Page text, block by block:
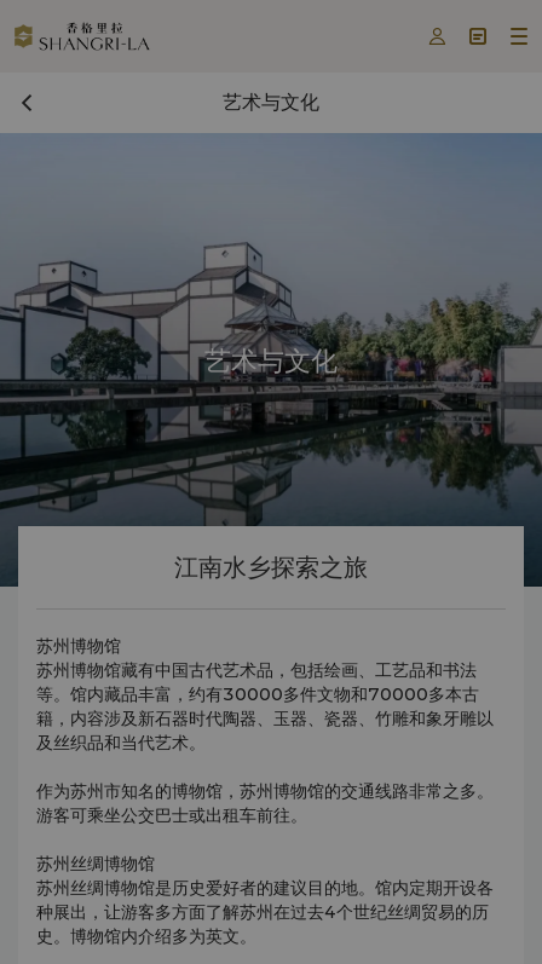
  
艺术与文化
艺术与文化
江南水乡探索之旅
苏州博物馆
苏州博物馆藏有中国古代艺术品，包括绘画、工艺品和书法
等。馆内藏品丰富，约有30000多件文物和70000多本古
籍，内容涉及新石器时代陶器、玉器、瓷器、竹雕和象牙雕以
及丝织品和当代艺术。
作为苏州市知名的博物馆，苏州博物馆的交通线路非常之多。
游客可乘坐公交巴士或出租车前往。
苏州丝绸博物馆
苏州丝绸博物馆是历史爱好者的建议目的地。馆内定期开设各
种展出，让游客多方面了解苏州在过去4个世纪丝绸贸易的历
史。博物馆内介绍多为英文。